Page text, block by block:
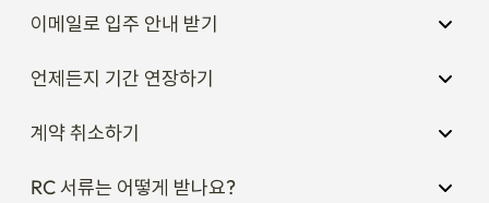
이메일로 입주 안내 받기
언제든지 기간 연장하기
계약 취소하기
RC 서류는 어떻게 받나요?